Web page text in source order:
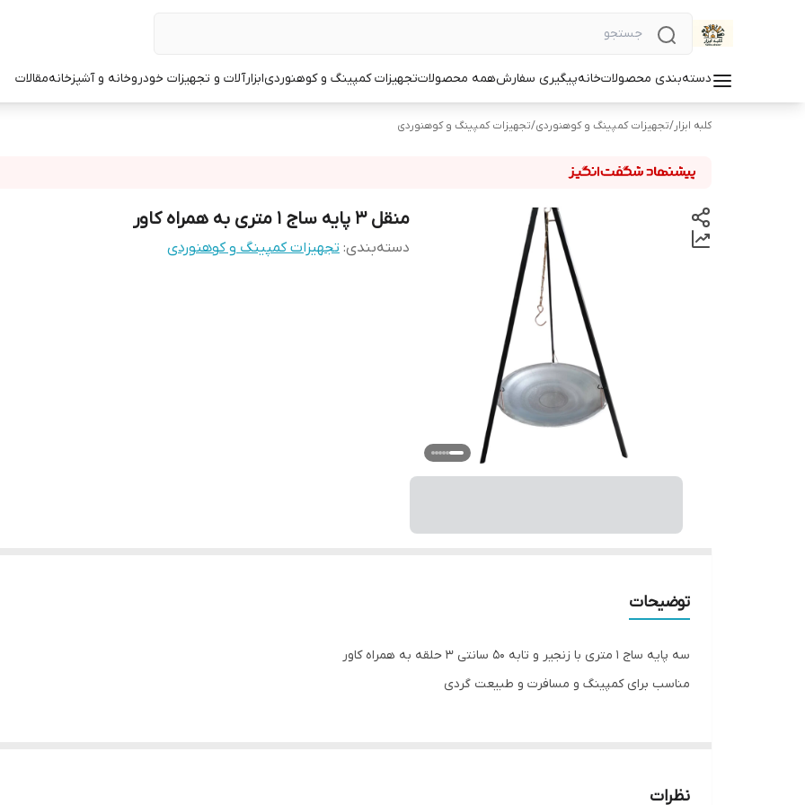
دسته‌بندی محصولاتخانهپیگیری سفارشهمه محصولاتتجهیزات کمپینگ و کوهنوردیابزارآلات و تجهیزات خودروخانه و آشپزخانهمقالات
کلبه ابزار/تجهیزات کمپینگ و کوهنوردی/تجهیزات کمپینگ و کوهنوردی
منقل 3 پایه ساج 1 متری به همراه کاور
دسته‌بندی: تجهیزات کمپینگ و کوهنوردی
توضیحات
سه پایه ساج 1 متری با زنجیر و تابه 50 سانتی 3 حلقه به همراه کاور
مناسب برای کمپینگ و مسافرت و طبیعت گردی
نظرات